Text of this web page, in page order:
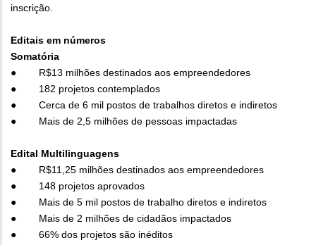
inscrição.
Editais em números
Somatória
● R$13 milhões destinados aos empreendedores
● 182 projetos contemplados
● Cerca de 6 mil postos de trabalhos diretos e indiretos
● Mais de 2,5 milhões de pessoas impactadas
Edital Multilinguagens
● R$11,25 milhões destinados aos empreendedores
● 148 projetos aprovados
● Mais de 5 mil postos de trabalho diretos e indiretos
● Mais de 2 milhões de cidadãos impactados
● 66% dos projetos são inéditos